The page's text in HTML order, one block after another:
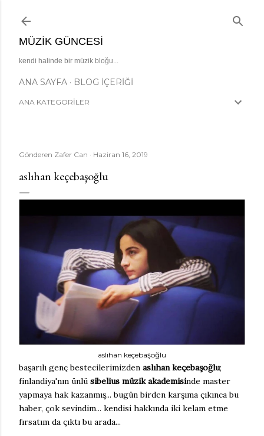
MÜZIK GÜNCESI
kendi halinde bir müzik bloğu...
ANA SAYFA BLOG İÇERIĞI
ANA KATEGORİLER
Gönderen Zafer Can Haziran 16, 2019
aslıhan keçebaşoğlu
aslıhan keçebaşoğlu
başarılı genç bestecilerimizden aslıhan keçebaşoğlu;
finlandiya'nın ünlü sibelius müzik akademisinde master
yapmaya hak kazanmış... bugün birden karşıma çıkınca bu
haber, çok sevindim... kendisi hakkında iki kelam etme
fırsatım da çıktı bu arada...